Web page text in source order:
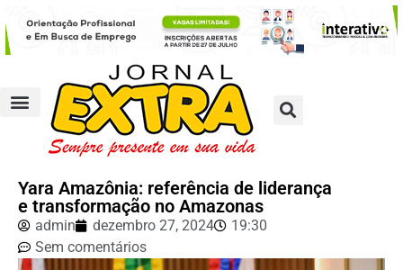
Yara Amazônia: referência de liderança
e transformação no Amazonas
admin dezembro 27, 2024
19:30
Sem comentários